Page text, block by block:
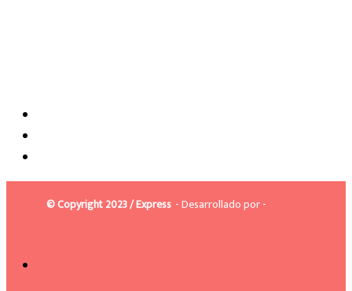
© Copyright 2023 / Express - Desarrollado por -